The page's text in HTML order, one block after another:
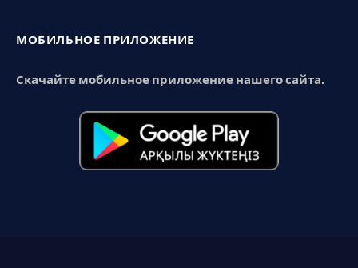
МОБИЛЬНОЕ ПРИЛОЖЕНИЕ
Скачайте мобильное приложение нашего сайта.